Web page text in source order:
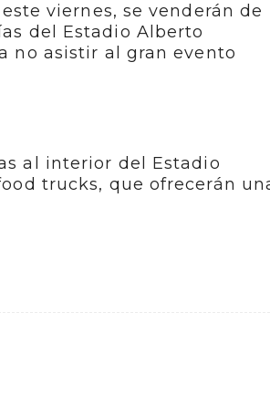
viernes, se venderán de
del Estadio Alberto
no asistir al gran evento
al interior del Estadio
trucks, que ofrecerán